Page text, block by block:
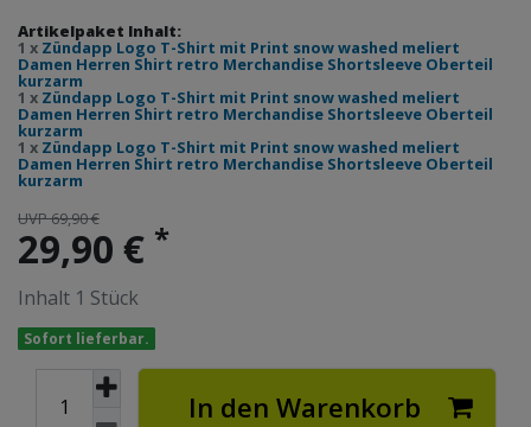
Artikelpaket Inhalt:
1 x Zündapp Logo T-Shirt mit Print snow washed meliert
Damen Herren Shirt retro Merchandise Shortsleeve Oberteil
kurzarm
1 x Zündapp Logo T-Shirt mit Print snow washed meliert
Damen Herren Shirt retro Merchandise Shortsleeve Oberteil
kurzarm
1 x Zündapp Logo T-Shirt mit Print snow washed meliert
Damen Herren Shirt retro Merchandise Shortsleeve Oberteil
kurzarm
UVP 69,90 €
29,90 € *
Inhalt 1 Stück
Sofort lieferbar.
In den Warenkorb